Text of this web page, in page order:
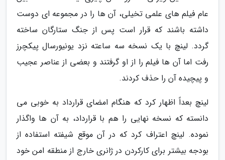
عام فیلم های علمی تخیلی، آن ها را در مجموعه ای دوست
داشته باشند که قرار است پس از جنگ ستارگان ساخته
گردد. لینچ با یک نسخه سه ساعته نزد یونیورسال پیکچرز
رفت اما آن ها فیلم را از او گرفتند و بعضی از عناصر عجیب
و پیچیده آن را حذف کردند.
لینچ بعداً اظهار کرد که هنگام امضای قرارداد به خوبی می
دانسته که نسخه نهایی را هم با قرارداد، به آن ها واگذار
نموده. لینچ اعتراف کرد که در آن موقع شیفته استفاده از
بودجه بیشتر برای کارکردن در ژانری خارج از منطقه امن خود